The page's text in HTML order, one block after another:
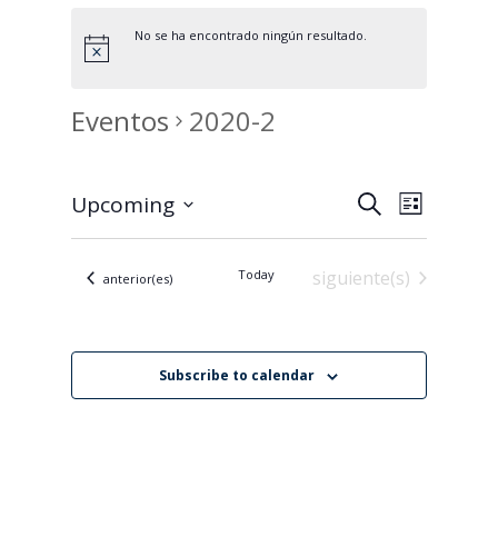
No se ha encontrado ningún resultado.
Eventos 2020-2
Búsqueda
y
de
de
Buscar
de
vistas
de
List
Upcoming
Eventos
anterior(es) Today Eventos
siguiente(s)
Subscribe to calendar